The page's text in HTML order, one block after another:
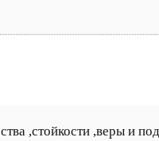
,стойкости ,веры и